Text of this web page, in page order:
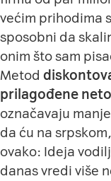
većim prihodima
sposobni da
onim što sam
Metod
prilagođene
označavaju
da ću na
ovako: Ideja
danas vredi više